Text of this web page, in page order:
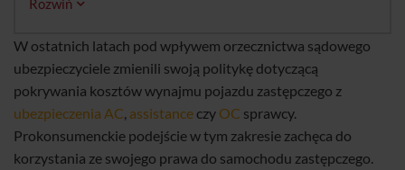
Rozwiń
W ostatnich latach pod wpływem orzecznictwa sądowego
ubezpieczyciele zmienili swoją politykę dotyczącą
pokrywania kosztów wynajmu pojazdu zastępczego z
ubezpieczenia AC, assistance czy OC sprawcy.
Prokonsumenckie podejście w tym zakresie zachęca do
korzystania ze swojego prawa do samochodu zastępczego.